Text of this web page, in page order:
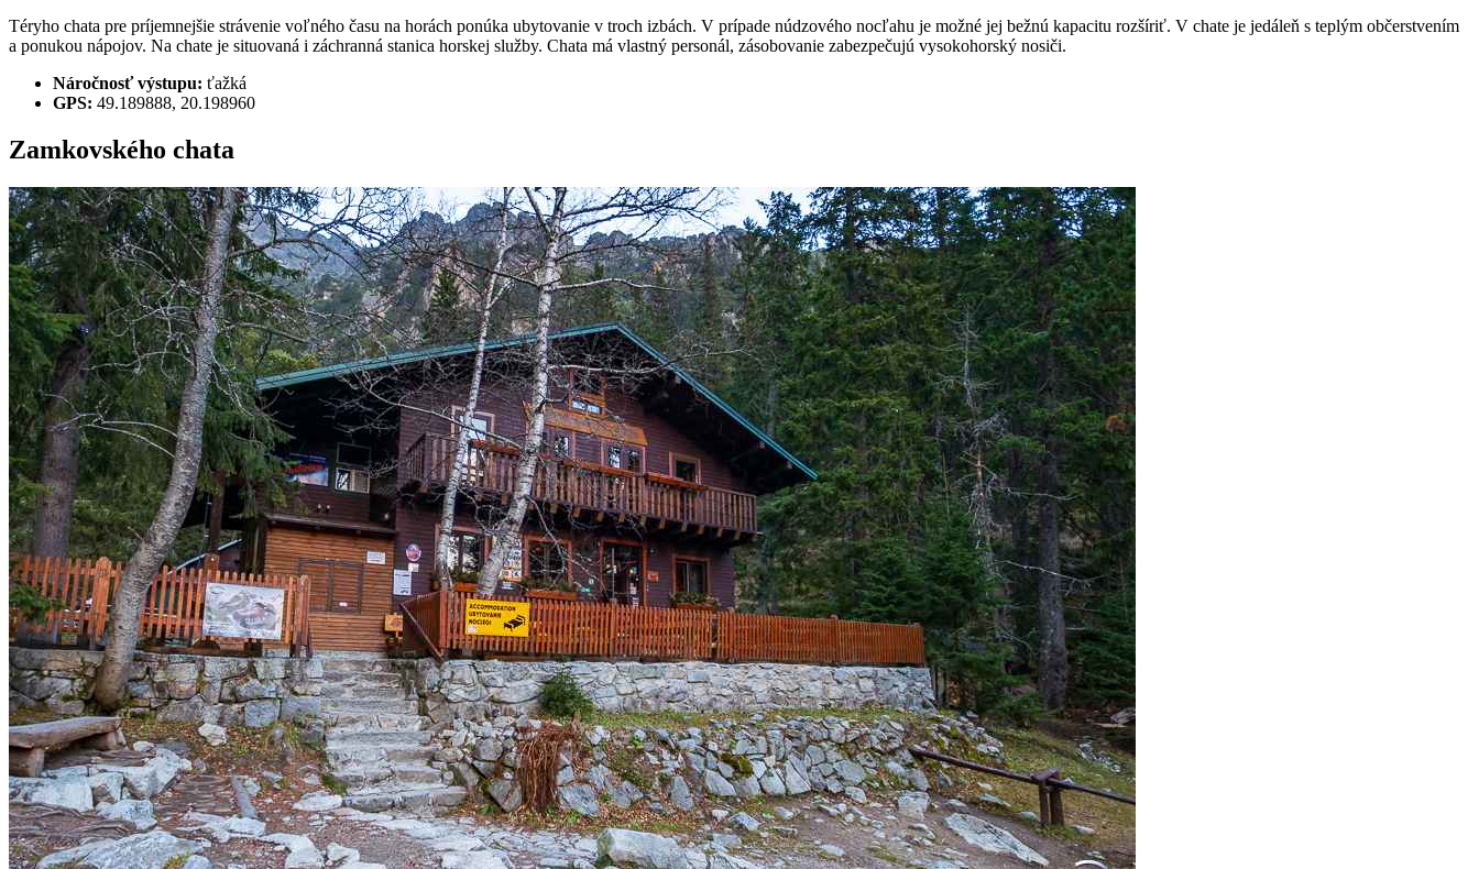
Téryho chata pre príjemnejšie strávenie voľného času na horách ponúka ubytovanie v troch izbách. V prípade núdzového nocľahu je možné jej bežnú kapacitu rozšíriť. V chate je jedáleň s teplým občerstvením
a ponukou nápojov. Na chate je situovaná i záchranná stanica horskej služby. Chata má vlastný personál, zásobovanie zabezpečujú vysokohorský nosiči.
Náročnosť výstupu: ťažká
GPS: 49.189888, 20.198960
Zamkovského chata